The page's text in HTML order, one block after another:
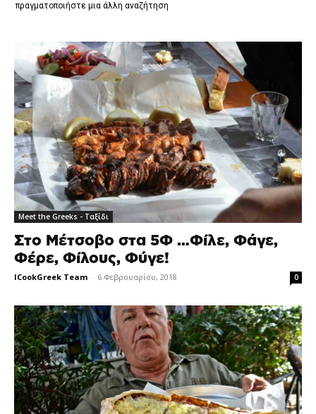
πραγματοποιήστε μια άλλη αναζήτηση
Meet the Greeks - Ταξίδι
Στο Μέτσοβο στα 5Φ …Φίλε, Φάγε,
Φέρε, Φίλους, Φύγε!
ICookGreek Team - 6 Φεβρουαρίου, 2018 0